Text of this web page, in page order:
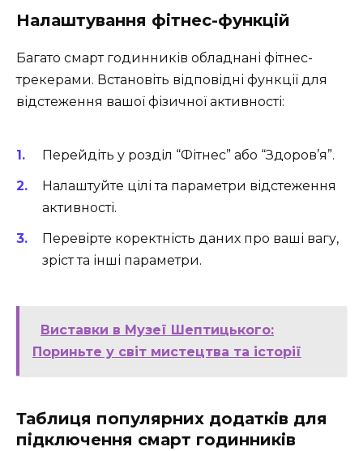
Налаштування фітнес-функцій
Багато смарт годинників обладнані фітнес-
трекерами. Встановіть відповідні функції для
відстеження вашої фізичної активності:
Перейдіть у розділ “Фітнес” або “Здоров’я”.
Налаштуйте цілі та параметри відстеження
активності.
Перевірте коректність даних про ваші вагу,
зріст та інші параметри.
Виставки в Музеї Шептицького:
Пориньте у світ мистецтва та історії
Таблиця популярних додатків для
підключення смарт годинників